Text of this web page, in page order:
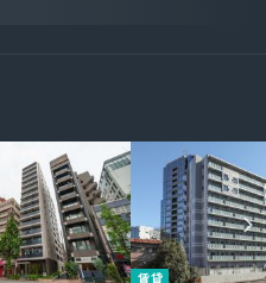
賃貸